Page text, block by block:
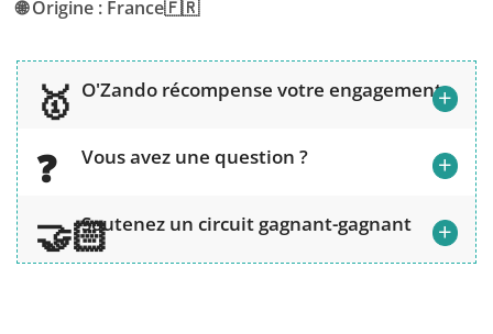
🌐 Origine : France🇫🇷
O'Zando récompense votre engagement+
Vous avez une question ? +
Soutenez un circuit gagnant-gagnant +